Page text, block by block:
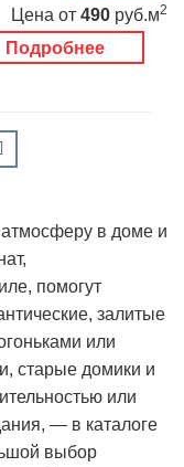
Подробнее
Цена от 490 руб.м2
в доме и
помогут
залитые
или
старые домики и
или
— в каталоге
выбор